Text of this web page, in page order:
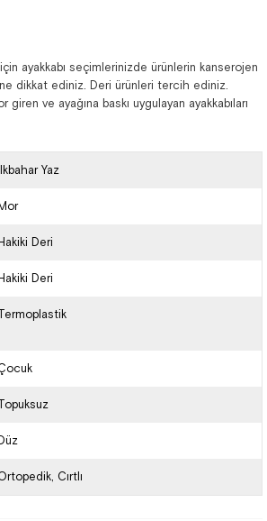
ayakkabı seçimlerinizde ürünlerin kanserojen
dikkat ediniz. Deri ürünleri tercih ediniz.
giren ve ayağına baskı uygulayan ayakkabıları
İlkbahar Yaz
Mor
Hakiki Deri
Hakiki Deri
Düz
Cırtlı